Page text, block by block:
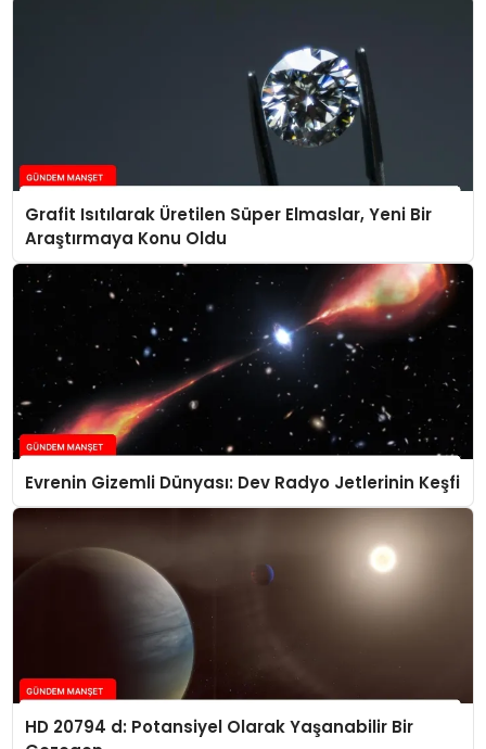
Grafit Isıtılarak Üretilen Süper Elmaslar, Yeni Bir
Araştırmaya Konu Oldu
Evrenin Gizemli Dünyası: Dev Radyo Jetlerinin Keşfi
HD 20794 d: Potansiyel Olarak Yaşanabilir Bir